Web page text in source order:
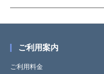
ご利用案内
ご利用料金